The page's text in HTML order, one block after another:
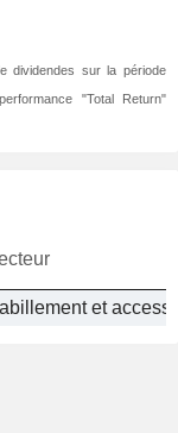
dividendes sur la période
"Total Return"